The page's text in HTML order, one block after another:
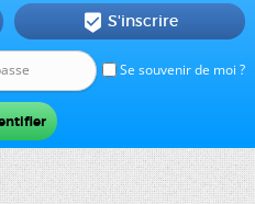
Se souvenir de moi ?
 S'inscrire